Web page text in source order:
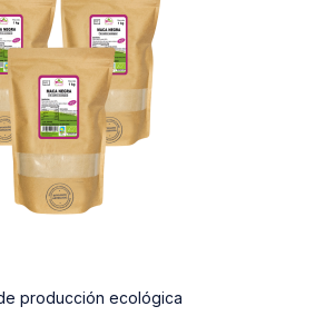
producción ecológica